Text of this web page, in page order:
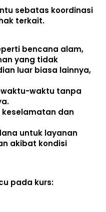
sebatas koordinasi
terkait.
bencana alam,
yang tidak
luar biasa lainnya,
waktu tanpa
keselamatan dan
untuk layanan
akibat kondisi
pada kurs: